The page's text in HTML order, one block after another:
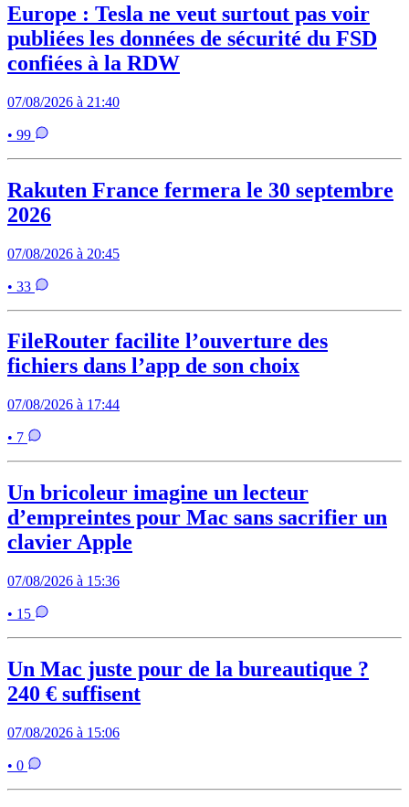
Europe : Tesla ne veut surtout pas voir
publiées les données de sécurité du FSD
confiées à la RDW
07/08/2026 à 21:40
• 99
Rakuten France fermera le 30 septembre
2026
07/08/2026 à 20:45
• 33
FileRouter facilite l’ouverture des
fichiers dans l’app de son choix
07/08/2026 à 17:44
• 7
Un bricoleur imagine un lecteur
d’empreintes pour Mac sans sacrifier un
clavier Apple
07/08/2026 à 15:36
• 15
Un Mac juste pour de la bureautique ?
240 € suffisent
07/08/2026 à 15:06
• 0